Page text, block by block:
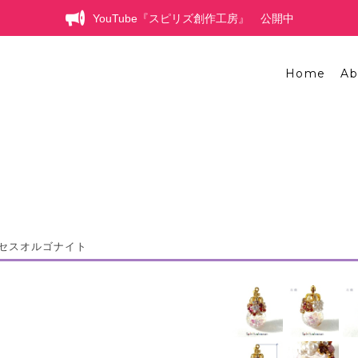
YouTube『スピリズ創作工房』 公開中
Home
スオルゴナイト